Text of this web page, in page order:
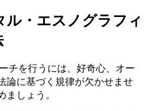
ル ・ エスノグラフィ
チを行うには、 好奇心、 オー
論に基づく 規律が欠かせませ
ましょう。